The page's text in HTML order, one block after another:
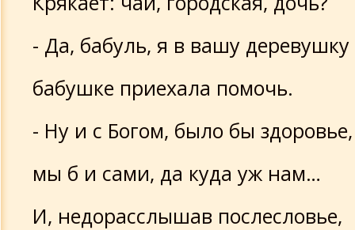
- Да, бабуль, я в вашу деревушку
бабушке приехала помочь.
- Ну и с Богом, было бы здоровье,
мы б и сами, да куда уж нам…
И, недорасслышав послесловье,